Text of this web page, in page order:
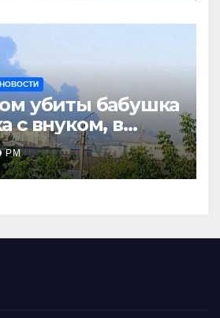
НОВОСТИ
убиты бабушка
с внуком, в
и на Кубани
НПЗ
РМ